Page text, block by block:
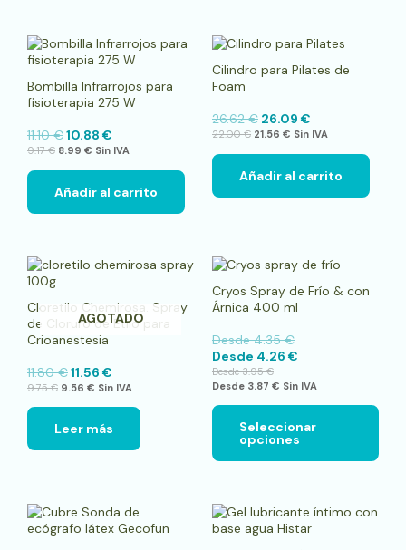
Bombilla Infrarrojos para
fisioterapia 275 W
11.10€10.88 €
9.17€ 8.99 € Sin IVA
Añadir al carrito
Cilindro para Pilates de
Foam
26.62€ 26.09 €
22.00€ 21.56 € Sin IVA
Añadir al carrito
AGOTADO
Cloretilo Chemirosa. Spray
de Cloruro de Etilo para
Crioanestesia
11.80€11.56 €
9.75€ 9.56 € Sin IVA
Leer más
Cryos Spray de Frío & con
Árnica 400 ml
Desde4.35€
Desde 4.26 €
Desde3.95€
Desde 3.87 € Sin IVA
Seleccionar
opciones